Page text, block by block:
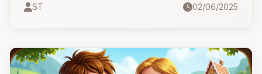
ST 02/06/2025